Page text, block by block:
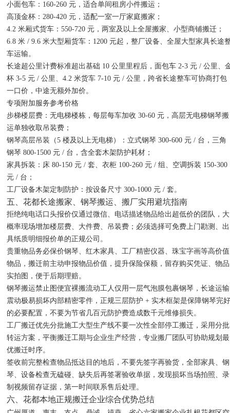
小面包车：160-260 元，适合单间租房小件搬运；
高顶金杯：280-420 元，适配一室一厅家庭搬家；
4.2 米厢式货车：550-720 元，两室及以上全屋搬家、小型商铺搬迁；
6.8 米 / 9.6 米大型厢货车：1200 元起，整厂设备、全屋大型家具长途
车运输。
长途超公里计费标准超出基础 10 公里里程后，面包车 2-3 元 / 公里、
杯 3-5 元 / 公里、4.2 米货车 7-10 元 / 公里，跨省长途整车可协商打包
一口价，中途无额外加价。
专项附加服务参考价格
步梯楼层费：无电梯楼栋，每层每车加收 30-60 元，高层无电梯钢琴搬
运单独收取吊装费；
钢琴高层吊装（5 楼及以上无电梯）：立式钢琴 300-600 元 / 台，三角
钢琴 800-1500 元 / 台，含全套木架防护耗材；
家具拆装：床 80-150 元 / 套、衣柜 100-260 元 / 组、空调拆装 150-300
元 / 台；
工厂设备木架定制防护：按设备尺寸 300-1000 元 / 套。
五、花都长途搬家、钢琴搬运、搬厂实用避坑指南
拒绝纯电话口头报价仅通过微信、电话描述物品给出超低价的团队，大
概率现场增加楼层费、大件费、吊装费；必须选择可免费上门勘测、出
具纸质明细报价单的正规公司。
贵重物品务必保价钢琴、红木家具、工厂精密仪器、珠宝字画等高价值
物品，搬迁前主动申报物品价值，提升保险保额，留存购买凭证、物品
实拍图，便于后期理赔。
钢琴搬运禁止图便宜裸搬流动工人仅用一层气泡膜包裹钢琴，长途运输
震动极易损坏内部精密零件，正规三层防护 + 实木框架是保障钢琴完
的必要配置，不要为节省几百元防护费造成数千元维修损失。
工厂搬迁优先分批施工大型生产线不要一次性全部停工搬迁，采用分批
转运方案，平衡搬迁工期与企业生产经营，专业搬厂团队可协助规划最
优搬迁时序。
签收前完整检查物品抵达目的地后，不要先签字再验货，全部家具、钢
琴、设备检查无磕碰、缺失后再签署验收单据，发现损坏当场拍照、录
制视频留存证据，第一时间联系售后处理。
六、花都本地正规搬迁企业综合优势总结